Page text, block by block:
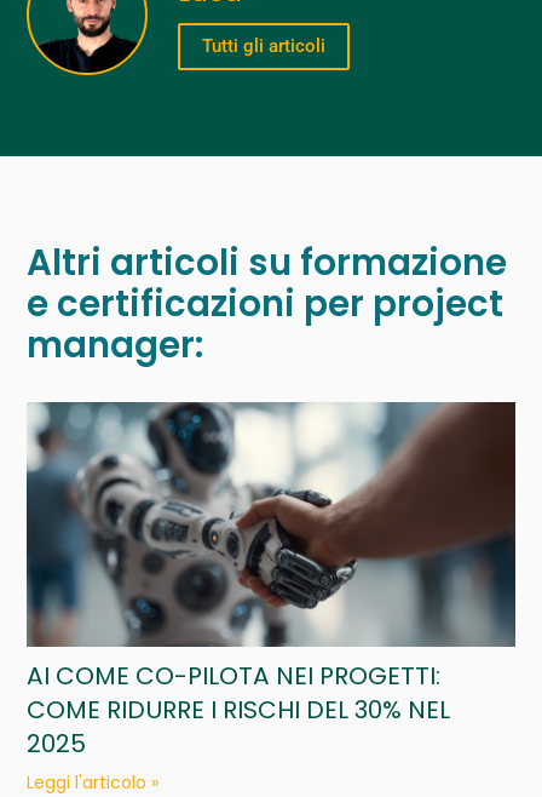
Tutti gli articoli
Altri articoli su formazione
e certificazioni per project
manager:
AI COME CO-PILOTA NEI PROGETTI:
COME RIDURRE I RISCHI DEL 30% NEL
2025
Leggi l'articolo »